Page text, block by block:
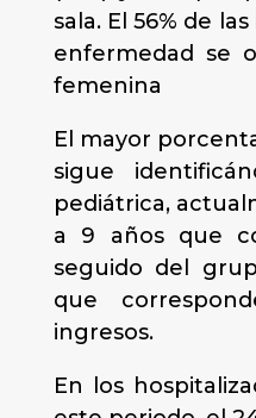
sala. El 56% de
enfermedad se
femenina
El mayor
sigue
pediátrica,
a 9 años que
seguido del
que
ingresos.
En los